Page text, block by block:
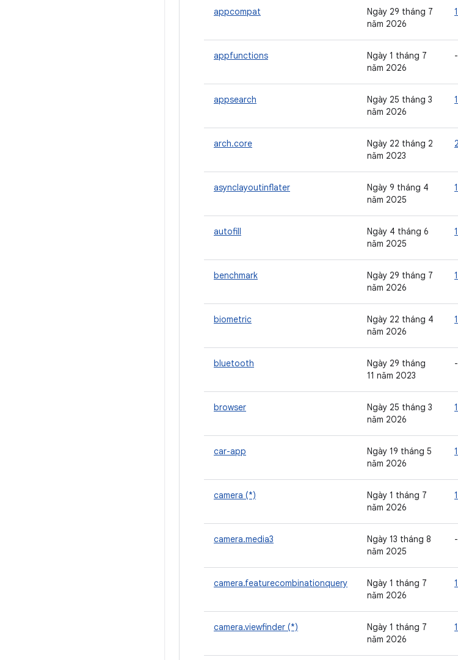
appcompat
Ngày 29 tháng 7
năm 2026
appfunctions
Ngày 1 tháng 7
năm 2026
-
appsearch
Ngày 25 tháng 3
năm 2026
arch.core
Ngày 22 tháng 2
năm 2023
asynclayoutinflater
Ngày 9 tháng 4
năm 2025
autofill
Ngày 4 tháng 6
năm 2025
benchmark
Ngày 29 tháng 7
năm 2026
biometric
Ngày 22 tháng 4
năm 2026
bluetooth
Ngày 29 tháng
11 năm 2023
-
browser
Ngày 25 tháng 3
năm 2026
car-app
Ngày 19 tháng 5
năm 2026
camera (*)
Ngày 1 tháng 7
năm 2026
camera.media3
Ngày 13 tháng 8
năm 2025
-
camera.featurecombinationquery
Ngày 1 tháng 7
năm 2026
camera.viewfinder (*)
Ngày 1 tháng 7
năm 2026